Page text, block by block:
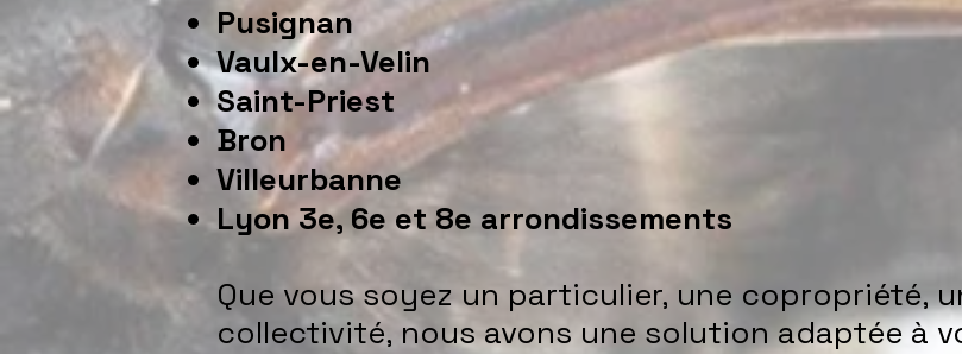
Pusignan
Vaulx-en-Velin
Saint-Priest
Bron
Villeurbanne
Lyon 3e, 6e et 8e arrondissements
Que vous soyez un particulier, une copropriété,
collectivité, nous avons une solution adaptée à